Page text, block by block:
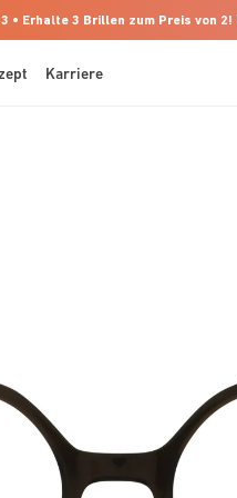
• Erhalte 3 Brillen zum Preis von 2! |
Karriere